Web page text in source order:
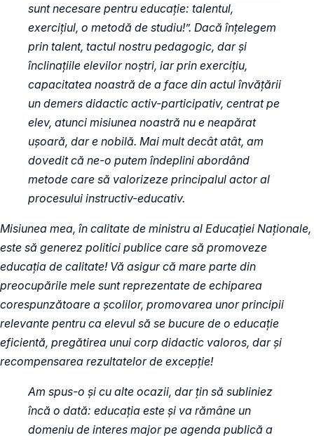
sunt necesare pentru educație: talentul,
exercițiul, o metodă de studiu!”. Dacă înțelegem
prin talent, tactul nostru pedagogic, dar și
înclinațiile elevilor noștri, iar prin exercițiu,
capacitatea noastră de a face din actul învățării
un demers didactic activ-participativ, centrat pe
elev, atunci misiunea noastră nu e neapărat
ușoară, dar e nobilă. Mai mult decât atât, am
dovedit că ne-o putem îndeplini abordând
metode care să valorizeze principalul actor al
procesului instructiv-educativ.
Misiunea mea, în calitate de ministru al Educației Naționale,
este să generez politici publice care să promoveze
educația de calitate! Vă asigur că mare parte din
preocupările mele sunt reprezentate de echiparea
corespunzătoare a școlilor, promovarea unor principii
relevante pentru ca elevul să se bucure de o educație
eficientă, pregătirea unui corp didactic valoros, dar și
recompensarea rezultatelor de excepție!
Am spus-o și cu alte ocazii, dar țin să subliniez
încă o dată: educația este și va rămâne un
domeniu de interes major pe agenda publică a